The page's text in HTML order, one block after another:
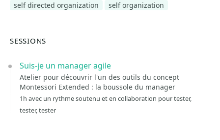
self directed organization
self organization
SESSIONS
Suis-je un manager agile
Atelier pour découvrir l'un des outils du concept
Montessori Extended : la boussole du manager
1h avec un rythme soutenu et en collaboration pour tester,
tester, tester